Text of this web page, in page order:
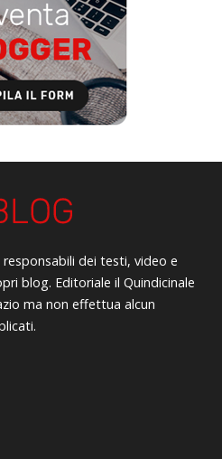
dei testi, video e
blog. Editoriale il Quindicinale
ma non effettua alcun